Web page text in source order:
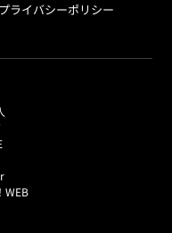
プライバシーポリシー
WEB